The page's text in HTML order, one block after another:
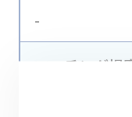
-
マッチング提